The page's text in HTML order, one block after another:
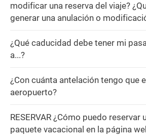
modificar una reserva del viaje?
generar una anulación o
¿Qué caducidad debe tener mi
a...?
¿Con cuánta antelación tengo que
aeropuerto?
RESERVAR ¿Cómo puedo reservar
paquete vacacional en la página